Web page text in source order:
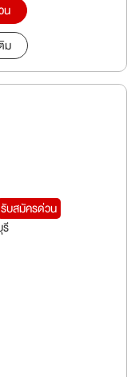
น
ม
รับสมัครด่วน